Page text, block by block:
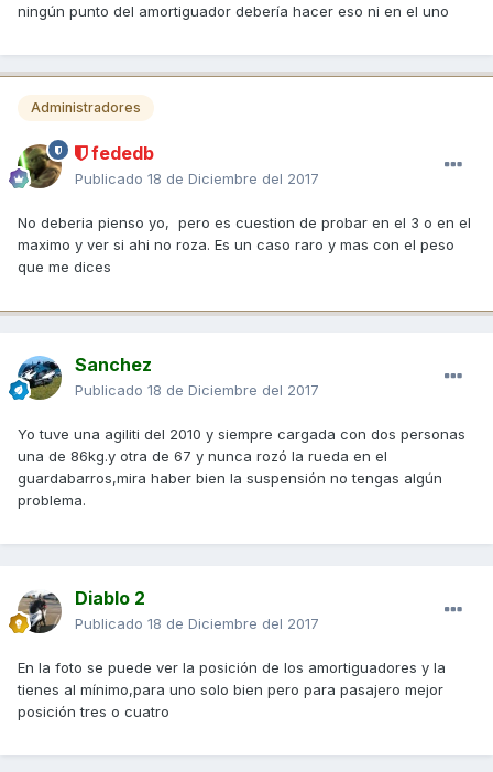
ningún punto del amortiguador debería hacer eso ni en el uno
Administradores
fededb
Publicado 18 de Diciembre del 2017
No deberia pienso yo, pero es cuestion de probar en el 3 o en el
maximo y ver si ahi no roza. Es un caso raro y mas con el peso
que me dices
Sanchez
Publicado 18 de Diciembre del 2017
Yo tuve una agiliti del 2010 y siempre cargada con dos personas
una de 86kg.y otra de 67 y nunca rozó la rueda en el
guardabarros,mira haber bien la suspensión no tengas algún
problema.
Diablo 2
Publicado 18 de Diciembre del 2017
En la foto se puede ver la posición de los amortiguadores y la
tienes al mínimo,para uno solo bien pero para pasajero mejor
posición tres o cuatro